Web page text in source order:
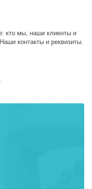
кто мы, наши клиенты и
контакты и реквизиты.